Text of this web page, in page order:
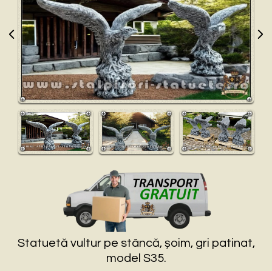
Play
Statuetă vultur pe stâncă, șoim, gri patinat,
model S35.